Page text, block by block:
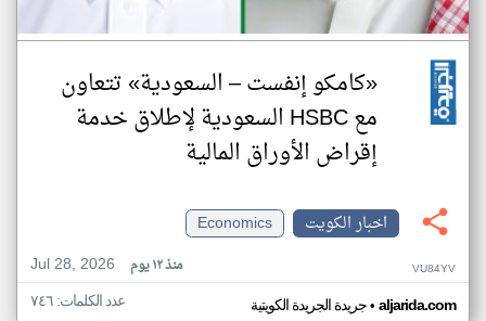
«كامكو إنفست – السعودية» تتعاون
مع HSBC السعودية لإطلاق خدمة
إقراض الأوراق المالية
اخبار الكويت
Economics
Jul 28, 2026
منذ ١٢ يوم VU84YV
جريدة الجريدة الكويتية• aljarida.com عدد الكلمات: ٧٤٦